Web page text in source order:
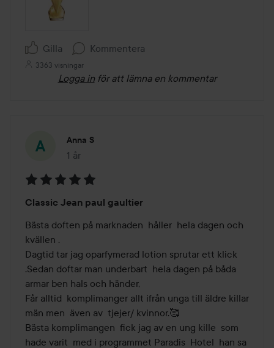
Gilla Kommentera
3363 visningar
Logga in för att lämna en kommentar
Anna S
1 år
Inlägget skapades 1 år
5
av
5
Classic Jean paul gaultier
Bästa doften på marknaden  håller  hela dagen och
kvällen .
Dagtid tar jag oparfymerad lotion sprutar ett klick
.Sedan doftar man underbart  hela dagen på båda
armar ben hals och händer,
Får alltid  komplimanger allt ifrån unga till äldre killar
män men  även av  tjejer/ kvinnor.🥰
Bästa komplimangen  fick jag av en ung kille  som
hade varit  med i programmet Paradis  Hotel  han sa